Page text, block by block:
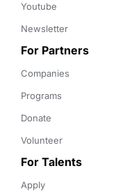
Youtube
Newsletter
For Partners
Companies
Programs
Donate
Volunteer
For Talents
Apply